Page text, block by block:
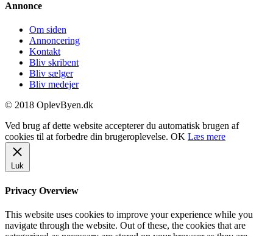
Annonce
Om siden
Annoncering
Kontakt
Bliv skribent
Bliv sælger
Bliv medejer
© 2018 OplevByen.dk
Ved brug af dette website accepterer du automatisk brugen af
cookies til at forbedre din brugeroplevelse. OK Læs mere
Luk
Privacy Overview
This website uses cookies to improve your experience while you
navigate through the website. Out of these, the cookies that are